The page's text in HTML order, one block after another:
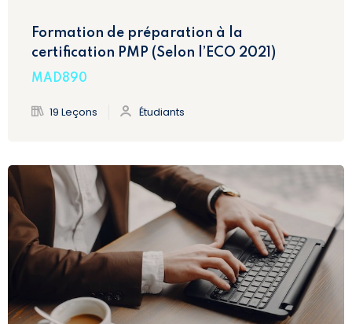
Formation de préparation à la
certification PMP (Selon l’ECO 2021)
MAD890
19 Leçons Étudiants